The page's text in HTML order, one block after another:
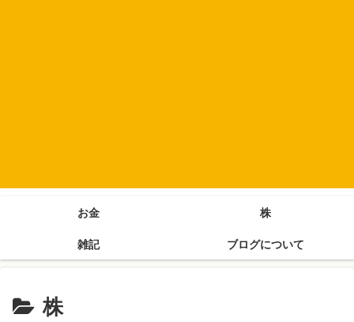
お金
株
雑記
ブログについて
株